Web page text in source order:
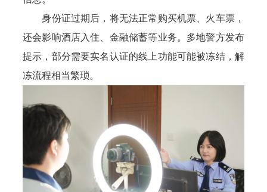
身份证过期后，将无法正常购买机票、火车票，
还会影响酒店入住、金融储蓄等业务。多地警方发布
提示，部分需要实名认证的线上功能可能被冻结，解
冻流程相当繁琐。